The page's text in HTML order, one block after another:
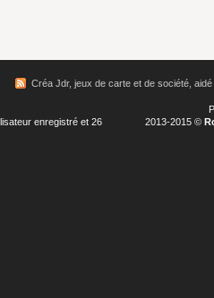
Créa Jdr, jeux de carte et de société, aidé
enregistré et 26
2013-2015 ©